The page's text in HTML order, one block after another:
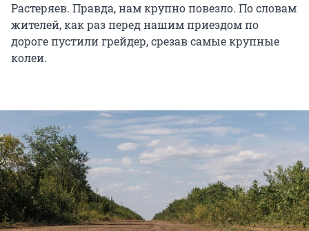
Растеряев. Правда, нам крупно повезло. По словам
жителей, как раз перед нашим приездом по
дороге пустили грейдер, срезав самые крупные
колеи.